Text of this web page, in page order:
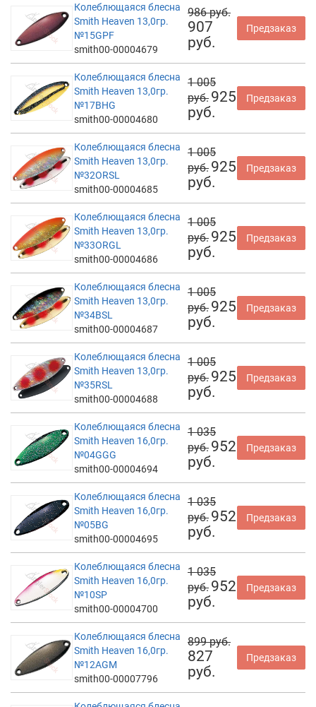
Колеблющаяся блесна
Smith Heaven 13,0гр.
№15GPF
smith00-00004679
986 руб.
907
руб.
Предзаказ
Колеблющаяся блесна
Smith Heaven 13,0гр.
№17BHG
smith00-00004680
1 005
руб. 925
руб.
Предзаказ
Колеблющаяся блесна
Smith Heaven 13,0гр.
№32ORSL
smith00-00004685
1 005
руб. 925
руб.
Предзаказ
Колеблющаяся блесна
Smith Heaven 13,0гр.
№33ORGL
smith00-00004686
1 005
руб. 925
руб.
Предзаказ
Колеблющаяся блесна
Smith Heaven 13,0гр.
№34BSL
smith00-00004687
1 005
руб. 925
руб.
Предзаказ
Колеблющаяся блесна
Smith Heaven 13,0гр.
№35RSL
smith00-00004688
1 005
руб. 925
руб.
Предзаказ
Колеблющаяся блесна
Smith Heaven 16,0гр.
№04GGG
smith00-00004694
1 035
руб. 952
руб.
Предзаказ
Колеблющаяся блесна
Smith Heaven 16,0гр.
№05BG
smith00-00004695
1 035
руб. 952
руб.
Предзаказ
Колеблющаяся блесна
Smith Heaven 16,0гр.
№10SP
smith00-00004700
1 035
руб. 952
руб.
Предзаказ
Колеблющаяся блесна
Smith Heaven 16,0гр.
№12AGM
smith00-00007796
899 руб.
827
руб.
Предзаказ